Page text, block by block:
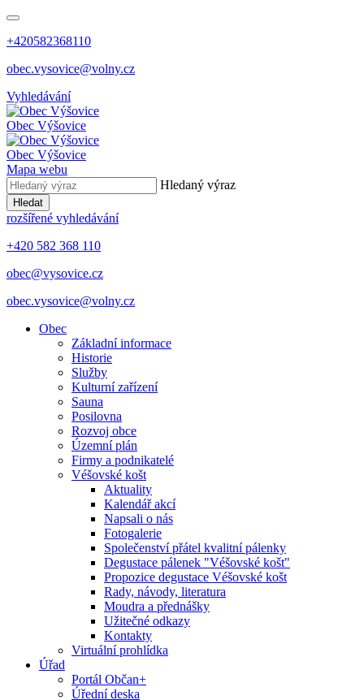
+420582368110
obec.vysovice@volny.cz
Vyhledávání
Obec Výšovice
Obec Výšovice
Mapa webu
Hledaný výraz
Hledat
rozšířené vyhledávání
+420 582 368 110
obec@vysovice.cz
obec.vysovice@volny.cz
Obec
Základní informace
Historie
Služby
Kulturní zařízení
Sauna
Posilovna
Rozvoj obce
Územní plán
Firmy a podnikatelé
Véšovské košt
Aktuality
Kalendář akcí
Napsali o nás
Fotogalerie
Společenství přátel kvalitní pálenky
Degustace pálenek "Véšovské košt"
Propozice degustace Véšovské košt
Rady, návody, literatura
Moudra a přednášky
Užitečné odkazy
Kontakty
Virtuální prohlídka
Úřad
Portál Občan+
Úřední deska